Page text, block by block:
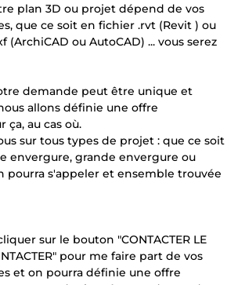
plan 3D ou projet dépend de vos
que ce soit en fichier .rvt (Revit ) ou
(ArchiCAD ou AutoCAD) ... vous serez
demande peut être unique et
allons définie une offre
ça, au cas où.
sur tous types de projet : que ce soit
envergure, grande envergure ou
pourra s'appeler et ensemble trouvée
sur le bouton "CONTACTER LE
pour me faire part de vos
et on pourra définie une offre